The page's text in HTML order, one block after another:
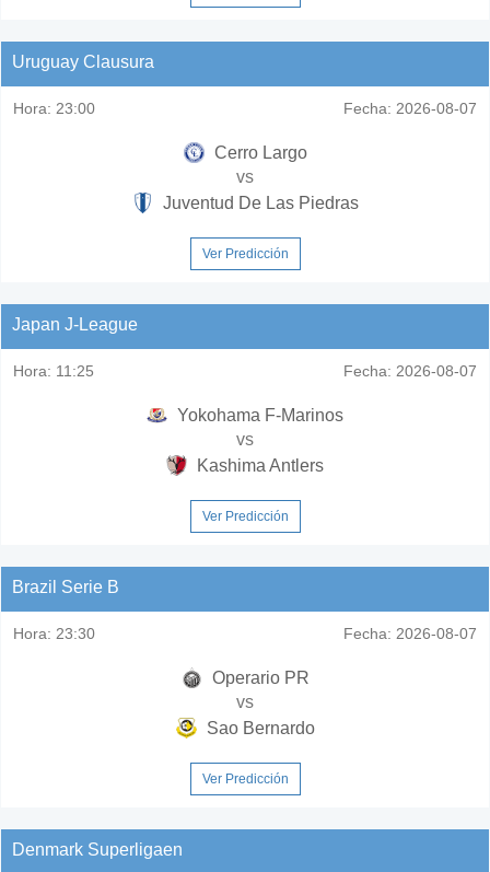
Uruguay Clausura
Hora: 23:00 Fecha: 2026-08-07
Cerro Largo
vs
Juventud De Las Piedras
Ver Predicción
Japan J-League
Hora: 11:25 Fecha: 2026-08-07
Yokohama F-Marinos
vs
Kashima Antlers
Ver Predicción
Brazil Serie B
Hora: 23:30 Fecha: 2026-08-07
Operario PR
vs
Sao Bernardo
Ver Predicción
Denmark Superligaen